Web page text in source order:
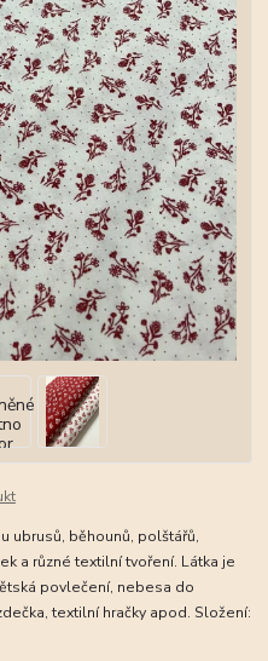
ubrusů, běhounů, polštářů,
a různé textilní tvoření. Látka je
povlečení, nebesa do
textilní hračky apod. Složení: